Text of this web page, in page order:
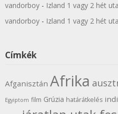
vandorboy - Izland 1 vagy 2 hét
vandorboy - Izland 1 vagy 2 hét
Címkék
Afganisztán Afrika
Egyiptom film Grúzia határátkelés